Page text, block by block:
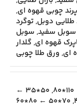
پرند چوبی قهوه ای,
طلایی دوبل,توگرد
سوبل سفید, سوبل
قهوه ای,گلدار
ای, ورق طلا چوبی
,
50*35 ←
,
70*50 ← 80*60